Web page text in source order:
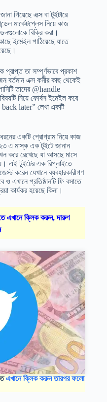
গিয়েছে এক্স বা টুইটারে
মার্কেটপ্লেস নিয়ে কাজ
বিক্রি করা।
ইমেইল পাঠিয়েছে যাতে
তা সম্পূর্ণভাবে প্রকাশ
এক্স কর্মীর কাছ থেকেই
তাদের @handle
নিয়ে ফোর্বস ইমেইল করে
later” লেখা একটি
একটি প্রোগ্রাম নিয়ে কাজ
এ মাস্ক এক টুইটে জানান
করে রেখেছে যা আসছে মাসে
এই টুইটের এক রিপ্লাইতে
করেন যেখানে ব্যবহারকারীগণ
এখানে প্রতিষ্ঠানটি ফি বসাতে
কার্যকর হয়েছে কিনা।
এখানে ক্লিক করুন, দারুণ
এখানে ক্লিক করুন তারপর ফলো